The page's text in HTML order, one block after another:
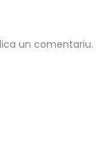
un comentariu.